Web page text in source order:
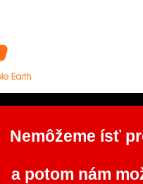
Nemôžeme ísť
a potom nám